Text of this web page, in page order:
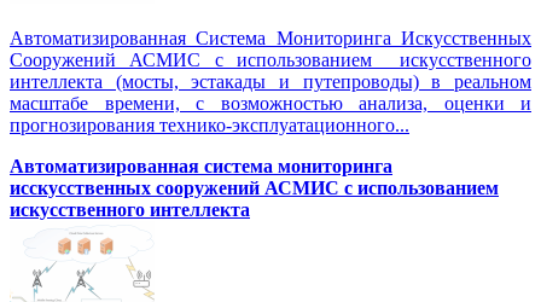
Автоматизированная Система Мониторинга Искусственных
Сооружений АСМИС с использованием искусственного
интеллекта (мосты, эстакады и путепроводы) в реальном
масштабе времени, с возможностью анализа, оценки и
прогнозирования технико-эксплуатационного...
Автоматизированная система мониторинга
исскусственных сооружений АСМИС с использованием
искусственного интеллекта